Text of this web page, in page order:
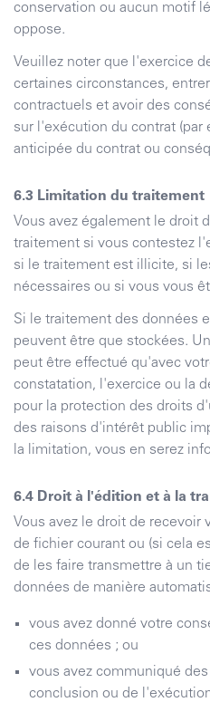
conservation ou aucun motif
oppose.
Veuillez noter que l'exercice
certaines circonstances,
contractuels et avoir des
sur l'exécution du contrat (par
anticipée du contrat ou
Limitation du traitement
Vous avez également le droit
traitement si vous contestez
si le traitement est illicite, si
nécessaires ou si vous vous
Si le traitement des données
peuvent être que stockées.
peut être effectué qu'avec
constatation, l'exercice ou la
pour la protection des droits
des raisons d'intérêt public
la limitation, vous en serez
Droit à l'édition et à la
Vous avez le droit de recevoir
de fichier courant ou (si cela
de les faire transmettre à un
données de manière
vous avez donné votre
ces données ; ou
vous avez communiqué
conclusion ou de